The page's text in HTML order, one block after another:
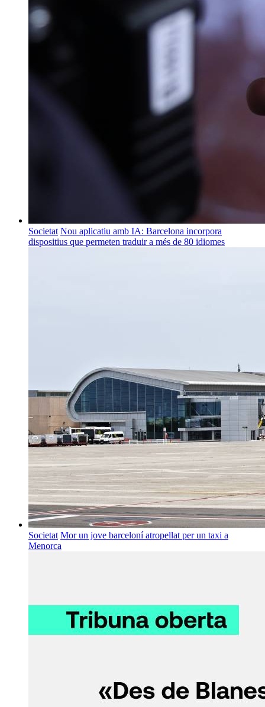
Societat Nou aplicatiu amb IA: Barcelona incorpora
dispositius que permeten traduir a més de 80 idiomes
Societat Mor un jove barceloní atropellat per un taxi a
Menorca